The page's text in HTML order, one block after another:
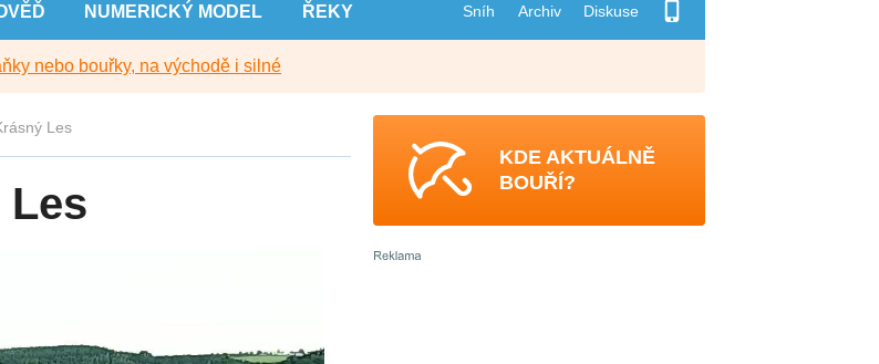
NUMERICKÝ MODEL ŘEKY Sníh Archiv Diskuse
nebo bouřky, na východě i silné
Les
Les
KDE AKTUÁLNĚ
BOUŘÍ?